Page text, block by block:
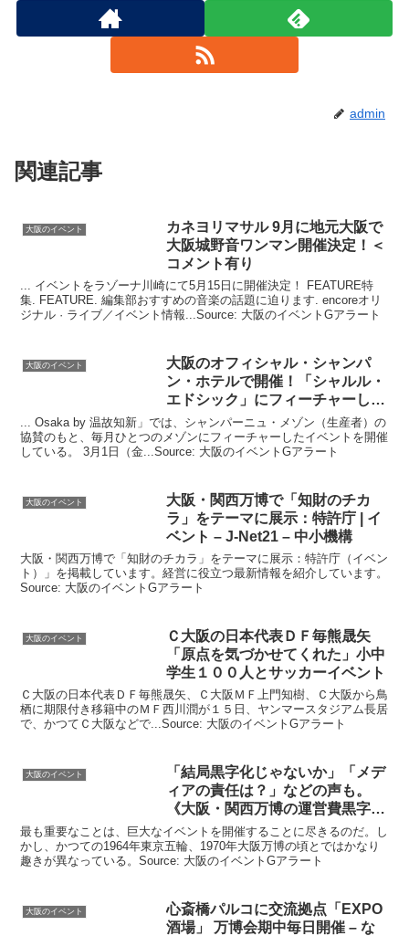
admin
関連記事
大阪のイベント カネヨリマサル 9月に地元大阪で
大阪城野音ワンマン開催決定！＜
コメント有り
... イベントをラゾーナ川崎にて5月15日に開催決定！ FEATURE特
集. FEATURE. 編集部おすすめの音楽の話題に迫ります. encoreオリ
ジナル · ライブ／イベント情報...Source: 大阪のイベントGアラート
大阪のイベント 大阪のオフィシャル・シャンパ
ン・ホテルで開催！「シャルル・
エドシック」にフィーチャーした
…
... Osaka by 温故知新」では、シャンパーニュ・メゾン（生産者）の
協賛のもと、毎月ひとつのメゾンにフィーチャーしたイベントを開催
している。 3月1日（金...Source: 大阪のイベントGアラート
大阪のイベント 大阪 ・関西万博で「知財のチカ
ラ」をテーマに展示：特許庁 | イ
ベント – J-Net21 – 中小機構
大阪・関西万博で「知財のチカラ」をテーマに展示：特許庁（イベン
ト）」を掲載しています。経営に役立つ最新情報を紹介しています。
Source: 大阪のイベントGアラート
大阪のイベント Ｃ 大阪の日本代表ＤＦ毎熊晟矢
「原点を気づかせてくれた」小中
学生１００人とサッカーイベント
Ｃ大阪の日本代表ＤＦ毎熊晟矢、Ｃ大阪ＭＦ上門知樹、Ｃ大阪から鳥
栖に期限付き移籍中のＭＦ西川潤が１５日、ヤンマースタジアム長居
で、かつてＣ大阪などで...Source: 大阪のイベントGアラート
大阪のイベント
「結局黒字化じゃないか」「メデ
ィアの責任は？」などの声も。
《大阪 ・関西万博の運営費黒字化
…
最も重要なことは、巨大なイベントを開催することに尽きるのだ。し
かし、かつての1964年東京五輪、1970年大阪万博の頃とではかなり
趣きが異なっている。Source: 大阪のイベントGアラート
大阪のイベント
心斎橋パルコに交流拠点「EXPO
酒場」 万博会期中毎日開催 – な